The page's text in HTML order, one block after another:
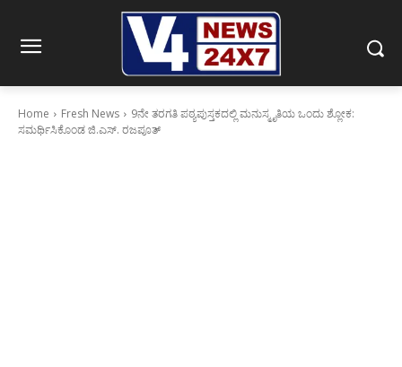
Home Fresh News
9ನೇ ತರಗತಿ ಪಠ್ಯಪುಸ್ತಕದಲ್ಲಿ ಮನುಸ್ಮೃತಿಯ ಒಂದು ಶ್ಲೋಕ:
ಸಮರ್ಥಿಸಿಕೊಂಡ ಜಿ.ಎಸ್. ರಜಪೂತ್